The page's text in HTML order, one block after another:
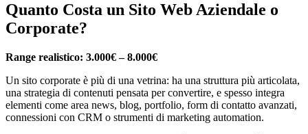
Quanto Costa un Sito Web Aziendale o
Corporate?
Range realistico: 3.000€ – 8.000€
Un sito corporate è più di una vetrina: ha una struttura più articolata,
una strategia di contenuti pensata per convertire, e spesso integra
elementi come area news, blog, portfolio, form di contatto avanzati,
connessioni con CRM o strumenti di marketing automation.